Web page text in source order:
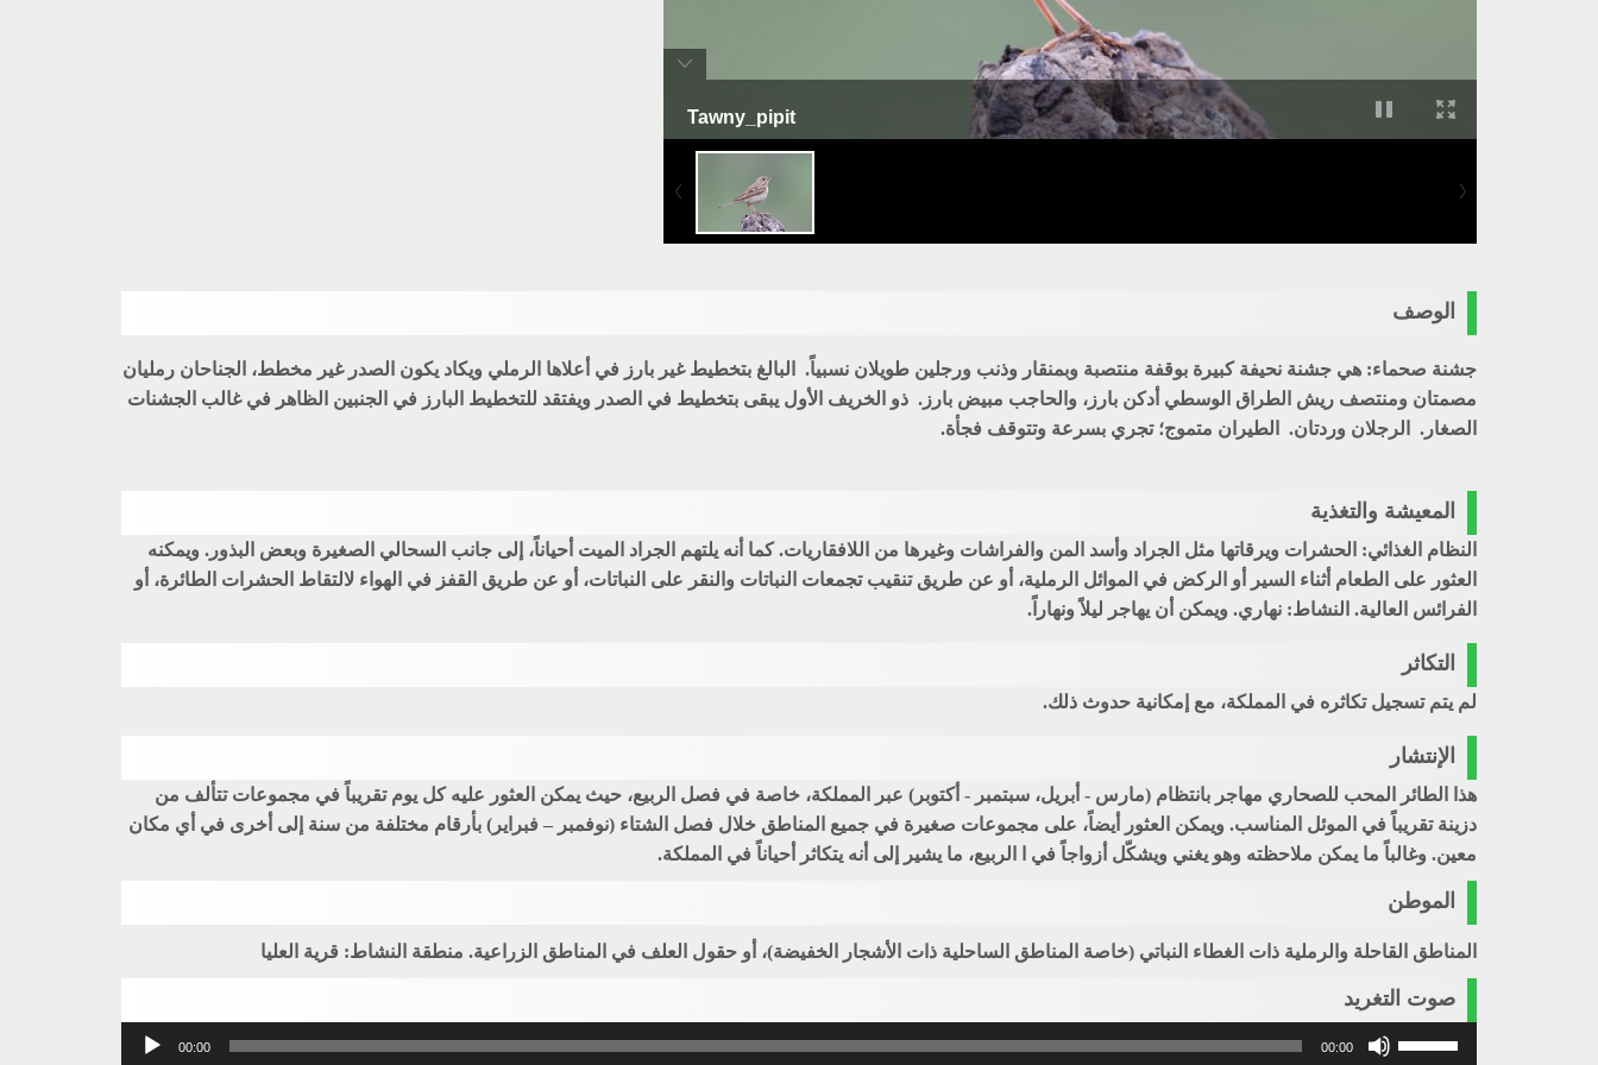
Tawny_pipit
جشنة صحماء
الوصف
جشنة صحماء: هي جشنة نحيفة كبيرة بوقفة منتصبة وبمنقار وذنب ورجلين طويلان نسبياً. البالغ بتخطيط غير بارز في أعلاها الرملي ويكاد يكون الصدر غير مخطط، الجناحان رمليان
مصمتان ومنتصف ريش الطراق الوسطي أدكن بارز، والحاجب مبيض بارز. ذو الخريف الأول يبقى بتخطيط في الصدر ويفتقد للتخطيط البارز في الجنبين الظاهر في غالب الجشنات
الصغار. الرجلان وردتان. الطيران متموج؛ تجري بسرعة وتتوقف فجأة.
المعيشة والتغذية
النظام الغذائي: الحشرات ويرقاتها مثل الجراد وأسد المن والفراشات وغيرها من اللافقاريات. كما أنه يلتهم الجراد الميت أحياناً، إلى جانب السحالي الصغيرة وبعض البذور. ويمكنه
العثور على الطعام أثناء السير أو الركض في الموائل الرملية، أو عن طريق تنقيب تجمعات النباتات والنقر على النباتات، أو عن طريق القفز في الهواء لالتقاط الحشرات الطائرة، أو
الفرائس العالية. النشاط: نهاري. ويمكن أن يهاجر ليلاً ونهاراً.
التكاثر
لم يتم تسجيل تكاثره في المملكة، مع إمكانية حدوث ذلك.
الإنتشار
هذا الطائر المحب للصحاري مهاجر بانتظام (مارس - أبريل، سبتمبر - أكتوبر) عبر المملكة، خاصة في فصل الربيع، حيث يمكن العثور عليه كل يوم تقريباً في مجموعات تتألف من
دزينة تقريباً في الموئل المناسب. ويمكن العثور أيضاً، على مجموعات صغيرة في جميع المناطق خلال فصل الشتاء (نوفمبر – فبراير) بأرقام مختلفة من سنة إلى أخرى في أي مكان
معين. وغالباً ما يمكن ملاحظته وهو يغني ويشكّل أزواجاً في ا الربيع، ما يشير إلى أنه يتكاثر أحياناً في المملكة.
الموطن
المناطق القاحلة والرملية ذات الغطاء النباتي (خاصة المناطق الساحلية ذات الأشجار الخفيضة)، أو حقول العلف في المناطق الزراعية. منطقة النشاط: قرية العليا
صوت التغريد
مشغل
00:00 00:00